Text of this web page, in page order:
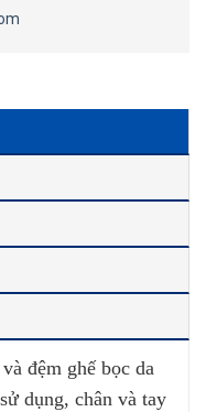
đệm ghế bọc da
dụng, chân và tay